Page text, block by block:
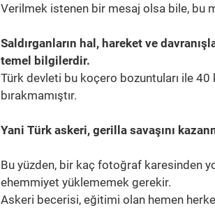
Verilmek istenen bir mesaj olsa bile, bu
Saldırganların hal, hareket ve
temel bilgilerdir.
Türk devleti bu koçero bozuntuları ile
bırakmamıştır.
Yani Türk askeri, gerilla savaşını
Bu yüzden, bir kaç fotoğraf karesinden
ehemmiyet yüklememek gerekir.
Askeri becerisi, eğitimi olan hemen